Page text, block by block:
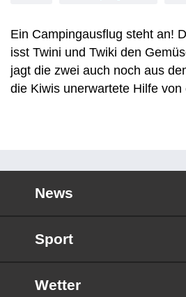
Ein Campingausflug steht an!
isst Twini und Twiki den
jagt die zwei auch noch aus
die Kiwis unerwartete Hilfe
News
Sport
Wetter